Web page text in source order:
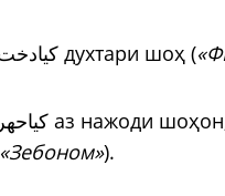
کیادخت духтари шоҳ (
«Зебоном»).